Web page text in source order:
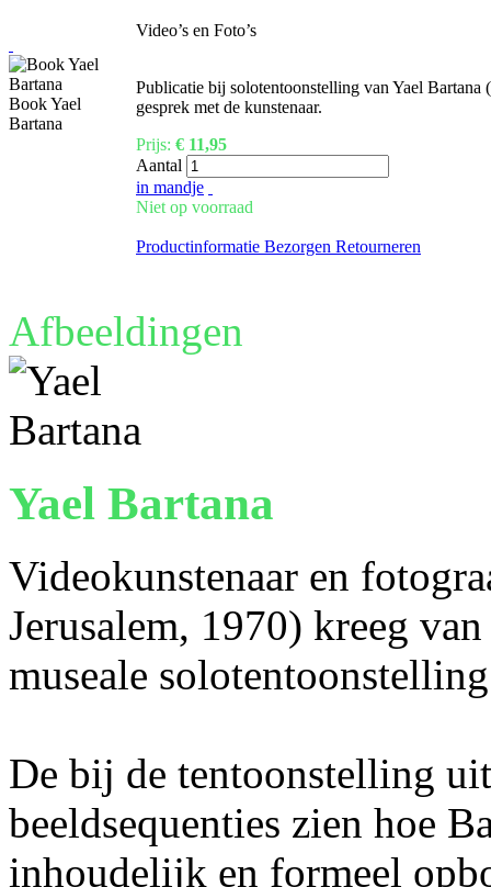
Book Yael
Bartana
Video’s en Foto’s
Publicatie bij solotentoonstelling van Yael
gesprek met de kunstenaar.
Prijs: € 11,95
Aantal
in mandje
Niet op voorraad
Productinformatie Bezorgen Retourneren
Afbeeldingen
Yael Bartana
Videokunstenaar en
Jerusalem, 1970) kreeg
museale
De bij de tentoonstelling
beeldsequenties zien hoe
inhoudelijk en formeel